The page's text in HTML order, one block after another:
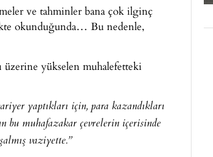
ve tahminler bana çok ilginç
okunduğunda… Bu nedenle,
üzerine yükselen muhalefetteki
yaptıkları için, para kazandıkları
bu muhafazakar çevrelerin içerisinde
vaziyette.”